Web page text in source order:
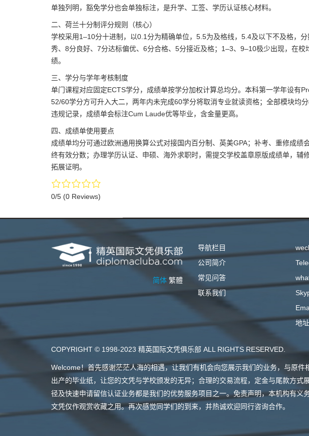
单独列明，豁免学分也会单独标注，是升学、工签、学历认证核心材料。
二、荷兰十分制评分规则（核心）
学校采用1–10分十进制，以0.1分为精确单位，5.5为及格线，5.4及以下不及格，
秀、8分良好、7分达标偏优、6分合格、5分接近及格；1–3、9–10极少出现，在
绩。
三、学分与学年考核制度
单门课程对应固定ECTS学分，成绩单按学分加权计算总均分。本科第一学年设有
52/60学分方可升入大二，两年内未完成60学分将取消专业就读资格；全部模块均
违规记录，成绩单会标注Cum Laude优等毕业，含金量更高。
四、成绩单使用要点
成绩单均分可通过欧洲通用换算公式对接国内百分制、英美GPA；补考、重修成绩
终有效分数；办理学历认证、申硕、海外求职时，需提交学校盖章原版成绩单，辅
拓展证明。
0/5 (0 Reviews)
简体 繁體
导航栏目
公司简介
常见问答
联系我们
地
COPYRIGHT © 1998-2023 精英国际文凭俱乐部 ALL RIGHTS RESERVED.
Welcome！首先感谢茫茫人海的相遇，让我们有机会向您展示我们的业务，与原
出产的毕业纸，让您的文凭与学校颁发的无异；合理的交易流程，定金与尾款方
径及快速申请留信认证业务都是我们的优势服务项目之一。免责声明，本机构有
文凭仅作观赏收藏之用。再次感觉同学们的到来，并热诚欢迎同行咨询合作。